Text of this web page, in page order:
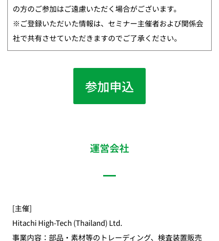
の方のご参加はご遠慮いただく場合がございます。
※ご登録いただいた情報は、セミナー主催者および関係会
社で共有させていただきますのでご了承ください。
参加申込
運営会社
[主催]
Hitachi High-Tech (Thailand) Ltd.
事業内容：部品・素材等のトレーディング、検査装置販売